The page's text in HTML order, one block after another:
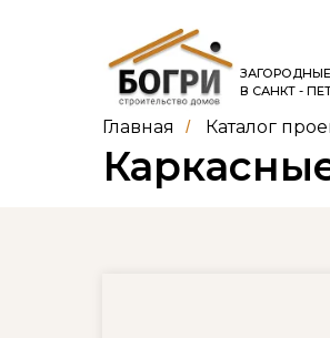
В САНКТ -
Главная / Каталог